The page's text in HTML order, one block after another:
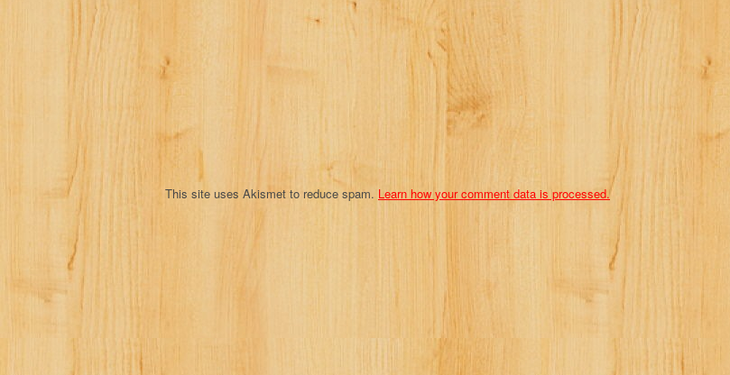
t
i
o
n
This site uses Akismet to reduce spam. Learn how your comment data is processed.